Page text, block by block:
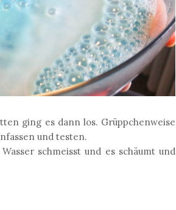
ging es dann los. Grüppchenweise
und testen.
schmeisst und es schäumt und